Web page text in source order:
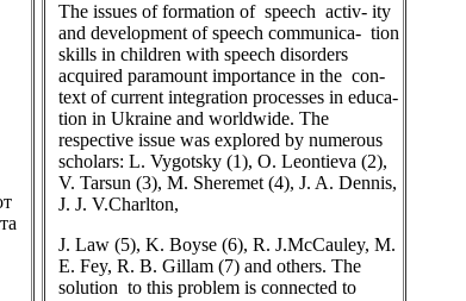
The issues of formation of speech activ- ity
and development of speech communica- tion
skills in children with speech disorders
acquired paramount importance in the con-
text of current integration processes in educa-
tion in Ukraine and worldwide. The
respective issue was explored by numerous
scholars: L. Vygotsky (1), О. Leontieva (2),
V. Tarsun (3), М. Sheremet (4), J. A. Dennis,
J. J. V.Charlton,
J. Law (5), K. Boyse (6), R. J.McCauley, M.
E. Fey, R. B. Gillam (7) and others. The
solution to this problem is connected to